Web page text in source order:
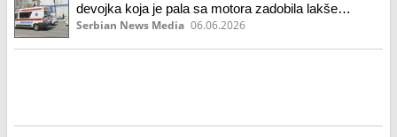
devojka koja je pala sa motora zadobila lakše
povrede
Serbian News Media 06.06.2026